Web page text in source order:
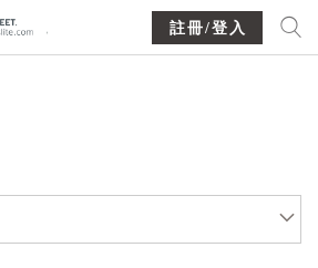
註冊/登入